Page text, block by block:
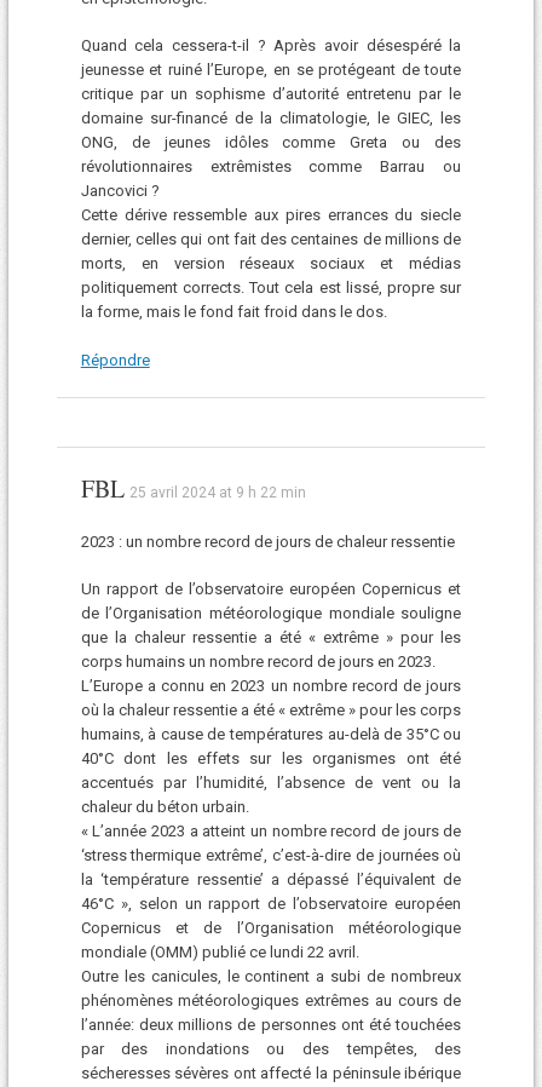
Quand cela cessera-t-il ? Après avoir désespéré la
jeunesse et ruiné l’Europe, en se protégeant de toute
critique par un sophisme d’autorité entretenu par le
domaine sur-financé de la climatologie, le GIEC, les
ONG, de jeunes idôles comme Greta ou des
révolutionnaires extrêmistes comme Barrau ou
Jancovici ?
Cette dérive ressemble aux pires errances du siecle
dernier, celles qui ont fait des centaines de millions de
morts, en version réseaux sociaux et médias
politiquement corrects. Tout cela est lissé, propre sur
la forme, mais le fond fait froid dans le dos.
Répondre
FBL 25 avril 2024 at 9 h 22 min
2023 : un nombre record de jours de chaleur ressentie
Un rapport de l’observatoire européen Copernicus et
de l’Organisation météorologique mondiale souligne
que la chaleur ressentie a été « extrême » pour les
corps humains un nombre record de jours en 2023.
L’Europe a connu en 2023 un nombre record de jours
où la chaleur ressentie a été « extrême » pour les corps
humains, à cause de températures au-delà de 35°C ou
40°C dont les effets sur les organismes ont été
accentués par l’humidité, l’absence de vent ou la
chaleur du béton urbain.
« L’année 2023 a atteint un nombre record de jours de
‘stress thermique extrême’, c’est-à-dire de journées où
la ‘température ressentie’ a dépassé l’équivalent de
46°C », selon un rapport de l’observatoire européen
Copernicus et de l’Organisation météorologique
mondiale (OMM) publié ce lundi 22 avril.
Outre les canicules, le continent a subi de nombreux
phénomènes météorologiques extrêmes au cours de
l’année: deux millions de personnes ont été touchées
par des inondations ou des tempêtes, des
sécheresses sévères ont affecté la péninsule ibérique